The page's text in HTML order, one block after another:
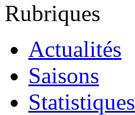
Rubriques
Actualités
Saisons
Statistiques